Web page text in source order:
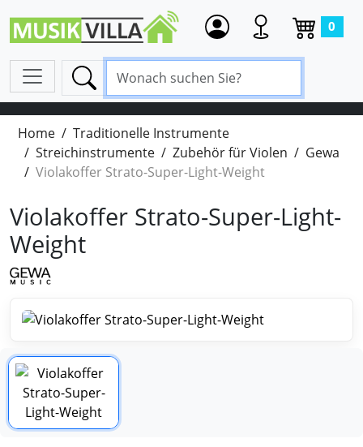
0
Home
Traditionelle Instrumente
Streichinstrumente
Zubehör für Violen
Gewa
Violakoffer Strato-Super-Light-Weight
Violakoffer Strato-Super-Light-
Weight